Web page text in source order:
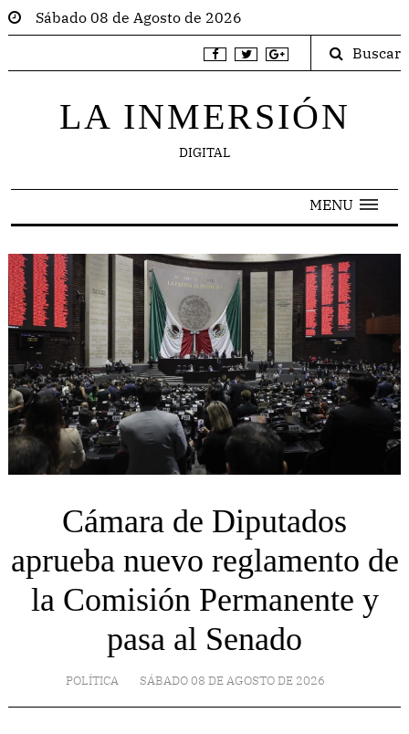
Sábado 08 de Agosto de 2026
Buscar
LA INMERSIÓN
DIGITAL
MENU
Cámara de Diputados
aprueba nuevo reglamento de
la Comisión Permanente y
pasa al Senado
POLÍTICA SÁBADO 08 DE AGOSTO DE 2026